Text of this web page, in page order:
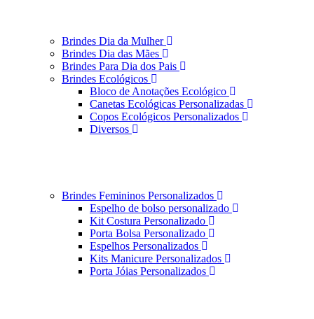
Brindes Dia da Mulher
Brindes Dia das Mães
Brindes Para Dia dos Pais
Brindes Ecológicos
Bloco de Anotações Ecológico
Canetas Ecológicas Personalizadas
Copos Ecológicos Personalizados
Diversos
Brindes Femininos Personalizados
Espelho de bolso personalizado
Kit Costura Personalizado
Porta Bolsa Personalizado
Espelhos Personalizados
Kits Manicure Personalizados
Porta Jóias Personalizados